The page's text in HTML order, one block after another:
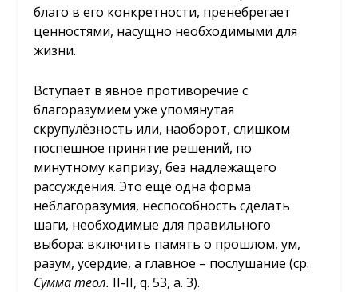
благо в его конкретности, пренебрегает
ценностями, насущно необходимыми для
жизни.
Вступает в явное противоречие с
благоразумием уже упомянутая
скрупулёзность или, наоборот, слишком
поспешное принятие решений, по
минутному капризу, без надлежащего
рассуждения. Это ещё одна форма
неблагоразумия, неспособность сделать
шаги, необходимые для правильного
выбора: включить память о прошлом, ум,
разум, усердие, а главное – послушание (ср.
Сумма теол. II-II, q. 53, a. 3).